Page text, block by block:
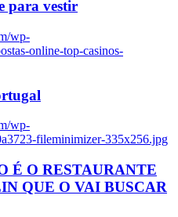
para vestir
wp-
online-top-casinos-
wp-
fileminimizer-335x256.jpg
É O RESTAURANTE
QUE O VAI BUSCAR